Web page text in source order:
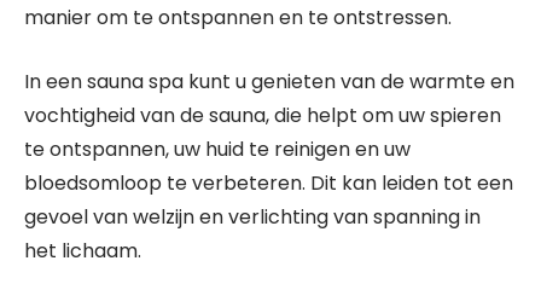
manier om te ontspannen en te ontstressen.
In een sauna spa kunt u genieten van de warmte en
vochtigheid van de sauna, die helpt om uw spieren
te ontspannen, uw huid te reinigen en uw
bloedsomloop te verbeteren. Dit kan leiden tot een
gevoel van welzijn en verlichting van spanning in
het lichaam.